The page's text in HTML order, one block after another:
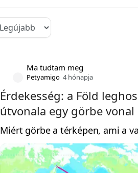
Ma tudtam meg
Petyamigo 4 hónapja
Érdekesség: a Föld
útvonala egy görbe vonal
Miért görbe a térképen, ami a